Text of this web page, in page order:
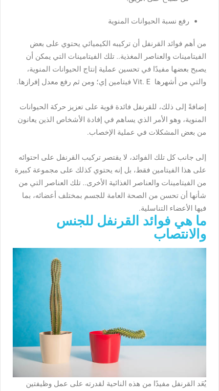
رفع نسبة الحيوانات المنوية
من أهم فوائد القرنفل أن تركيبه الكيميائي يحتوي على بعض
الفيتامينات والعناصر المغذية.. تلك الفيتامينات التي يمكن أن
يصبح بعضها مفيدًا في تحسين عملية إنتاج الحيوانات المنوية،
والتي من أشهرها Vit. E فيتامين إي؛ ومن ثم رفع معدل إفرازها.
إضافةً إلى ذلك، للقرنفل فائدة قوية على تعزيز حركة الحيوانات
المنوية، وهو الأمر الذي يساهم في إفادة الأشخاص الذين يعانون
من بعض المشكلات في عملية الإخصاب.
إلى جانب كل تلك الفوائد، لا يقتصر تركيب القرنفل على احتوائه
على هذا الفيتامين فقط، بل إنه يحتوي كذلك على مجموعة كبيرة
من الفيتامينات والعناصر الغذائية الأخرى.. تلك العناصر التي من
شأنها أن تحسن من الصحة العامة للجسم بمختلف أعضائه، بما
فيها الأعضاء التناسلية.
ما هي فوائد القرنفل للجنس
والانتصاب
يُعَد القرنفل مفيدًا من هذه الناحية لقدرته على عمل وظيفتين